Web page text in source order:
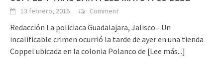
13 febrero, 2016 Comment
Redacción La policiaca Guadalajara, Jalisco.- Un
incalificable crimen ocurrió la tarde de ayer en una tienda
Coppel ubicada en la colonia Polanco de [Lee más...]